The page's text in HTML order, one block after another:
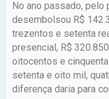
No ano passado, pelo
desembolsou R$
trezentos e setenta
presencial, R$
oitocentos e
setenta e oito mil,
diferença daria para